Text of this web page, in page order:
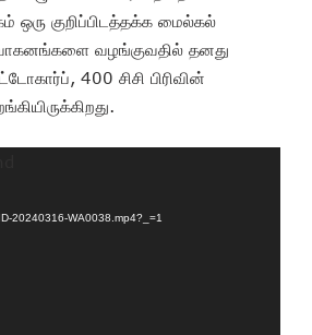
ஒரு குறிப்பிடத்தக்க மைல்கல்
வாகனங்களை வழங்குவதில் தனது
400 சிசி பிரிவின்
20240316-WA0038.mp4?_=1